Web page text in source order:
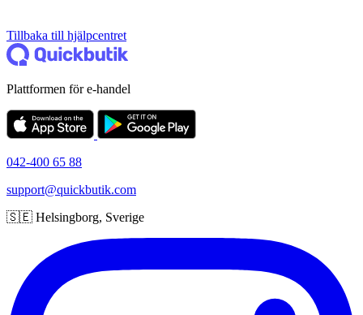
Tillbaka till hjälpcentret
Plattformen för e-handel
042-400 65 88
support@quickbutik.com
🇸🇪 Helsingborg, Sverige